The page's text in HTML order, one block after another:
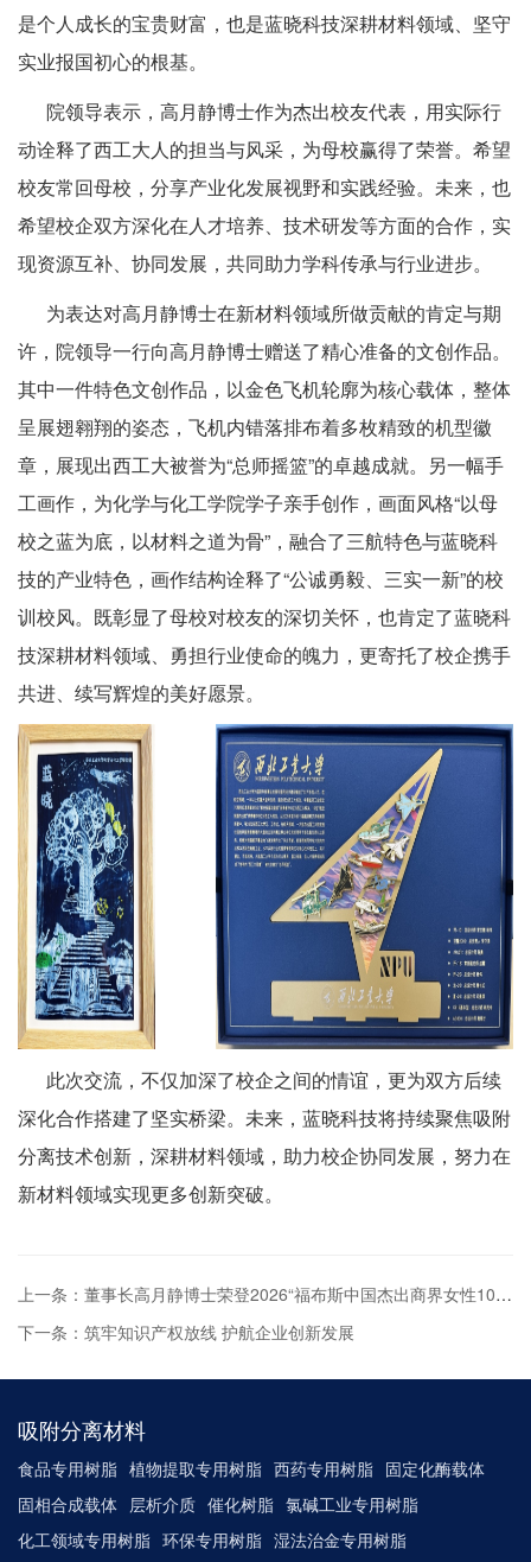
是个人成长的宝贵财富，也是蓝晓科技深耕材料领域、坚守
实业报国初心的根基。
院领导表示，高月静博士作为杰出校友代表，用实际行
动诠释了西工大人的担当与风采，为母校赢得了荣誉。希望
校友常回母校，分享产业化发展视野和实践经验。未来，也
希望校企双方深化在人才培养、技术研发等方面的合作，实
现资源互补、协同发展，共同助力学科传承与行业进步。
为表达对高月静博士在新材料领域所做贡献的肯定与期
许，院领导一行向高月静博士赠送了精心准备的文创作品。
其中一件特色文创作品，以金色飞机轮廓为核心载体，整体
呈展翅翱翔的姿态，飞机内错落排布着多枚精致的机型徽
章，展现出西工大被誉为“总师摇篮”的卓越成就。另一幅手
工画作，为化学与化工学院学子亲手创作，画面风格“以母
校之蓝为底，以材料之道为骨”，融合了三航特色与蓝晓科
技的产业特色，画作结构诠释了“公诚勇毅、三实一新”的校
训校风。既彰显了母校对校友的深切关怀，也肯定了蓝晓科
技深耕材料领域、勇担行业使命的魄力，更寄托了校企携手
共进、续写辉煌的美好愿景。
此次交流，不仅加深了校企之间的情谊，更为双方后续
深化合作搭建了坚实桥梁。未来，蓝晓科技将持续聚焦吸附
分离技术创新，深耕材料领域，助力校企协同发展，努力在
新材料领域实现更多创新突破。
上一条：董事长高月静博士荣登2026“福布斯中国杰出商界女性100”榜单
下一条：筑牢知识产权放线 护航企业创新发展
吸附分离材料
食品专用树脂 植物提取专用树脂 西药专用树脂 固定化酶载体
固相合成载体 层析介质 催化树脂 氯碱工业专用树脂
化工领域专用树脂 环保专用树脂 湿法治金专用树脂